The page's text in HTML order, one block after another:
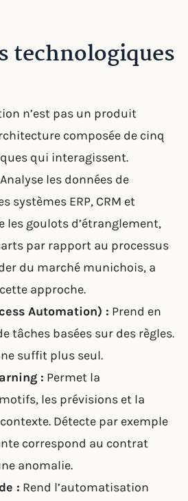
technologiques
n’est pas un produit
composée de cinq
qui interagissent.
Analyse les données de
systèmes ERP, CRM et
les goulots d’étranglement,
par rapport au processus
du marché munichois, a
approche.
Automation) : Prend en
tâches basées sur des règles.
suffit plus seul.
: Permet la
les prévisions et la
Détecte par exemple
correspond au contrat
anomalie.
: Rend l’automatisation